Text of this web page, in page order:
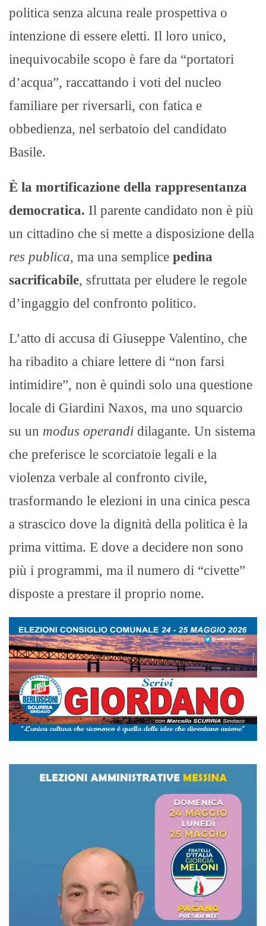
politica senza alcuna reale prospettiva o
intenzione di essere eletti. Il loro unico,
inequivocabile scopo è fare da “portatori
d’acqua”, raccattando i voti del nucleo
familiare per riversarli, con fatica e
obbedienza, nel serbatoio del candidato
Basile.
È la mortificazione della rappresentanza
democratica. Il parente candidato non è più
un cittadino che si mette a disposizione della
res publica, ma una semplice pedina
sacrificabile, sfruttata per eludere le regole
d’ingaggio del confronto politico.
L’atto di accusa di Giuseppe Valentino, che
ha ribadito a chiare lettere di “non farsi
intimidire”, non è quindi solo una questione
locale di Giardini Naxos, ma uno squarcio
su un modus operandi dilagante. Un sistema
che preferisce le scorciatoie legali e la
violenza verbale al confronto civile,
trasformando le elezioni in una cinica pesca
a strascico dove la dignità della politica è la
prima vittima. E dove a decidere non sono
più i programmi, ma il numero di “civette”
disposte a prestare il proprio nome.